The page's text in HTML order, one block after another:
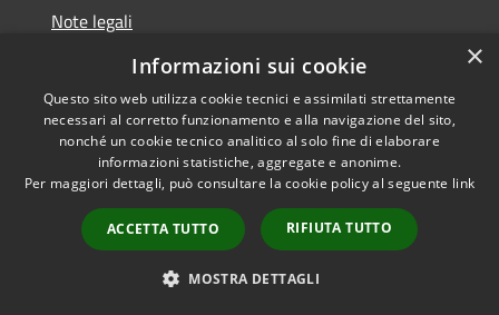
Note legali
Dichiarazione di accessibilità
Accessibilità
Copyright © 2026 • Comune di
Santa Teresa di Riva • Powered
byMunicipium
Accesso
redazione
×
Informazioni sui cookie
Questo sito web utilizza cookie tecnici e assimilati strettamente
necessari al corretto funzionamento e alla navigazione del sito,
nonché un cookie tecnico analitico al solo fine di elaborare
informazioni statistiche, aggregate e anonime.
Per maggiori dettagli, può consultare la cookie policy al seguente link
ACCETTA TUTTO RIFIUTA TUTTO
MOSTRA DETTAGLI